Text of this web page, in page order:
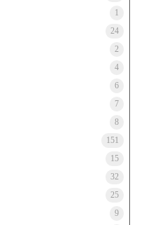
1
24
2
4
6
7
8
151
15
32
25
9